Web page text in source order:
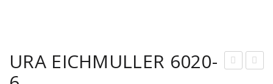
URA EICHMULLER 6020-